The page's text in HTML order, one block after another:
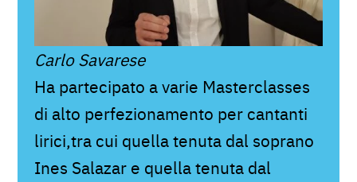
Carlo Savarese
Ha partecipato a varie Masterclasses
di alto perfezionamento per cantanti
lirici,tra cui quella tenuta dal soprano
Ines Salazar e quella tenuta dal